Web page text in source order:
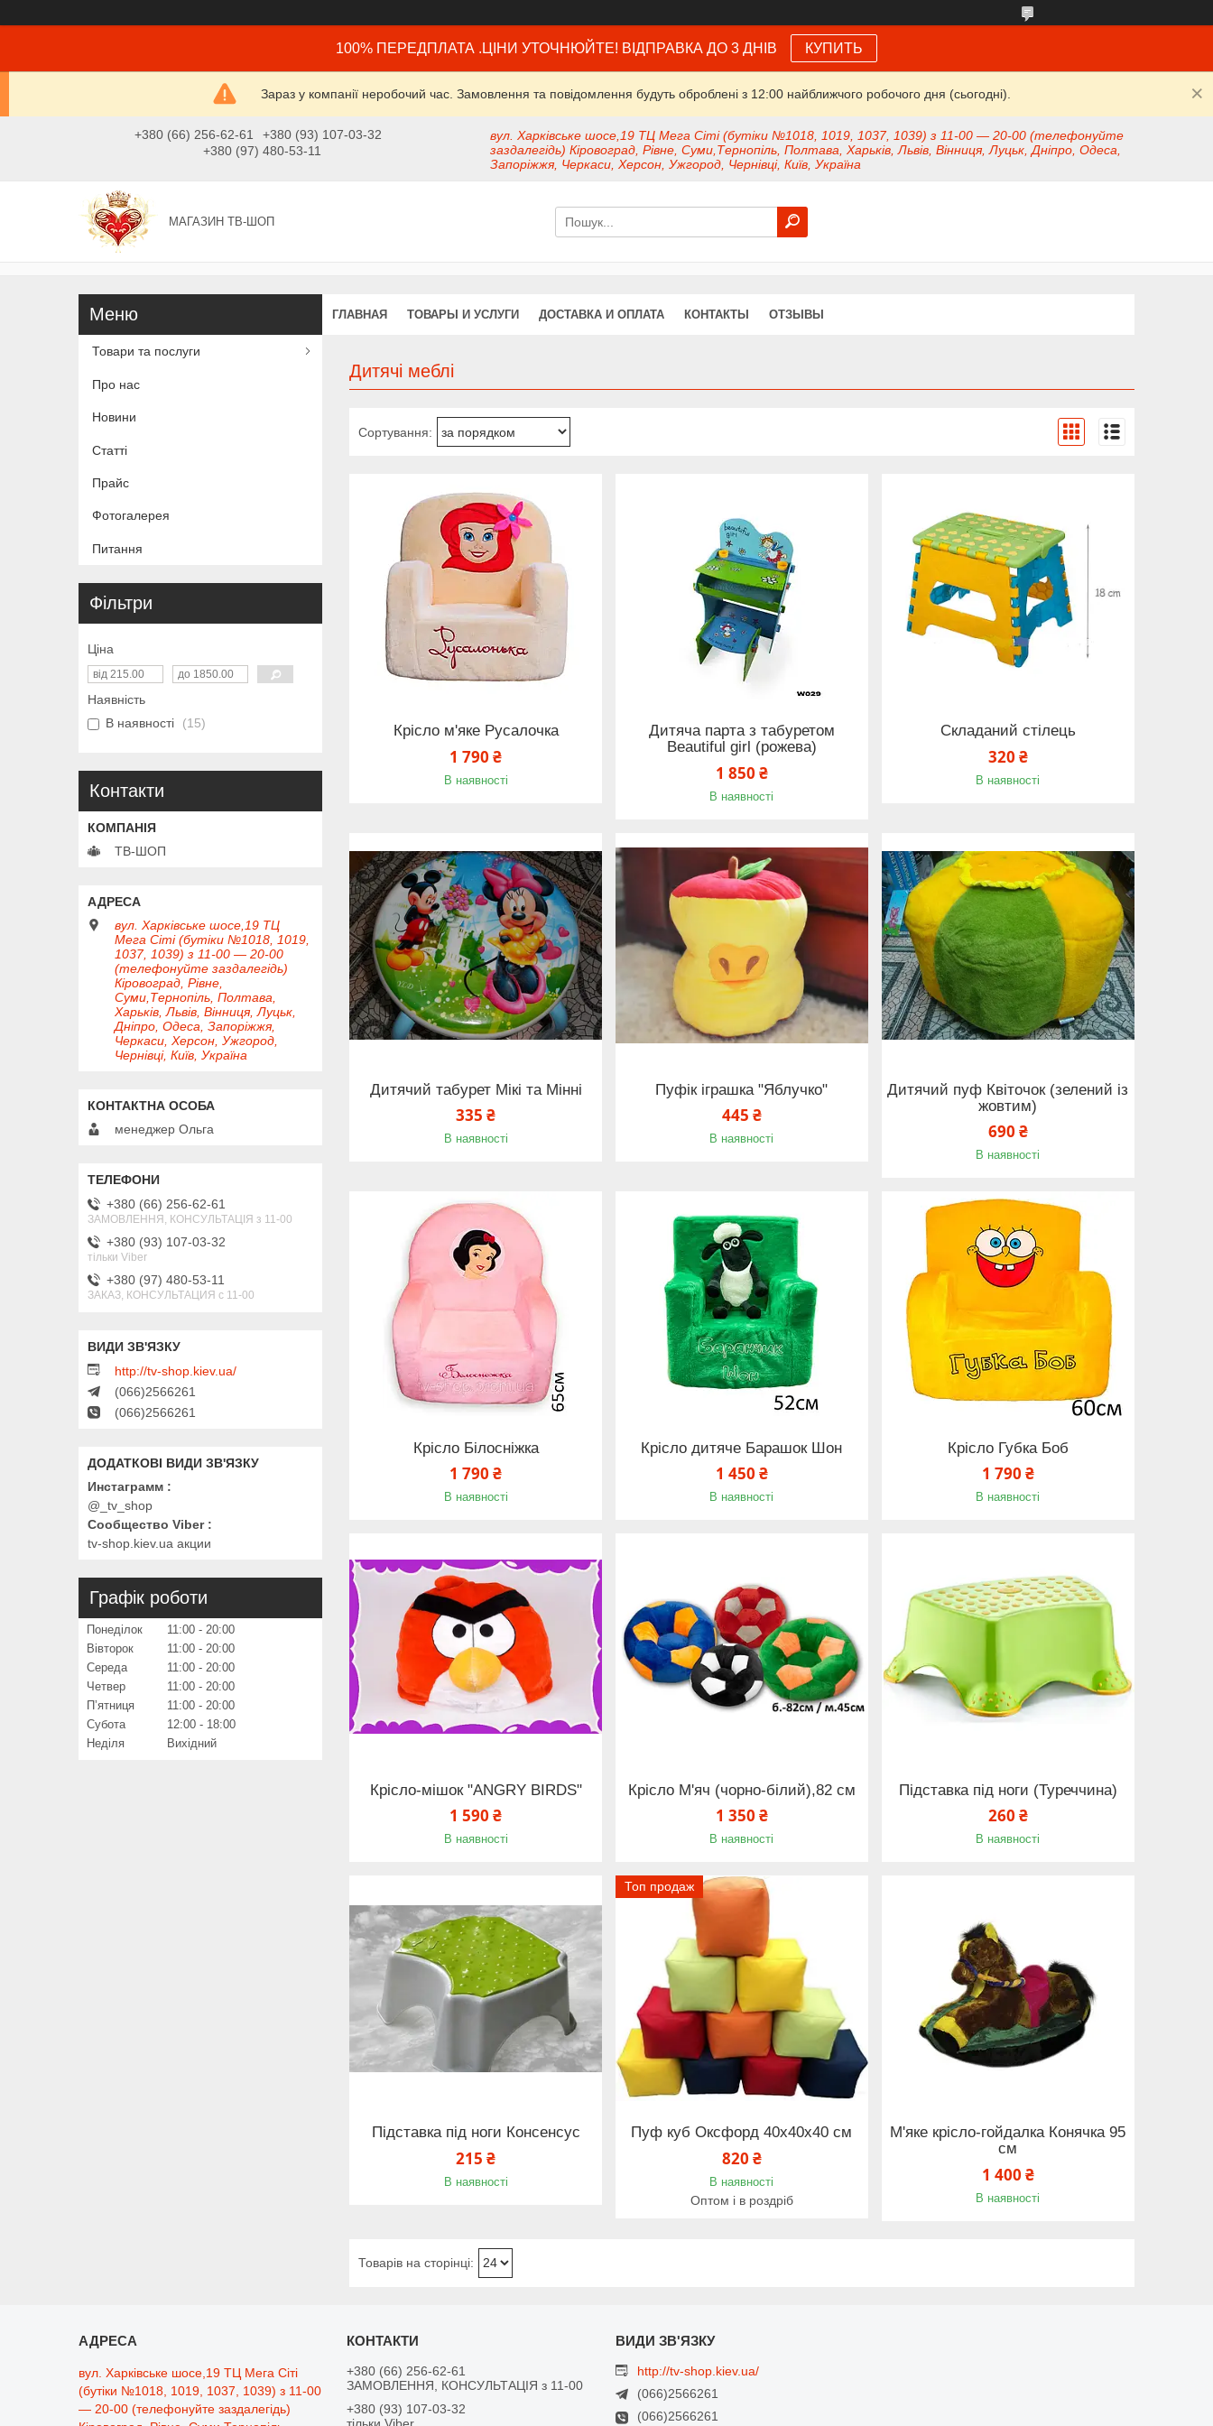
100% ПЕРЕДПЛАТА .ЦІНИ УТОЧНЮЙТЕ! ВІДПРАВКА ДО 3 ДНІВ КУПИТЬ
Зараз у компанії неробочий час. Замовлення та повідомлення будуть оброблені з 12:00 найближчого робочого дня (сьогодні).
+380 (66) 256-62-61
+380 (93) 107-03-32
+380 (97) 480-53-11
вул. Харківське шосе,19 ТЦ Мега Сіті (бутіки №1018, 1019, 1037, 1039) з 11-00 — 20-00 (телефонуйте
заздалегідь) Кіровоград, Рівне, Суми,Тернопіль, Полтава, Харьків, Львів, Вінниця, Луцьк, Дніпро, Одеса,
Запоріжжя, Черкаси, Херсон, Ужгород, Чернівці, Київ, Україна
МАГАЗИН ТВ-ШОП
ГЛАВНАЯ ТОВАРЫ И УСЛУГИ ДОСТАВКА И ОПЛАТА КОНТАКТЫ ОТЗЫВЫ
Дитячі меблі
Крісло м'яке Русалочка
1 790 ₴
В наявності
Дитяча парта з табуретом
Beautiful girl (рожева)
1 850 ₴
В наявності
Складаний стілець
320 ₴
В наявності
Дитячий табурет Мікі та Мінні
335 ₴
В наявності
Пуфік іграшка "Яблучко"
445 ₴
В наявності
Дитячий пуф Квіточок (зелений із
жовтим)
690 ₴
В наявності
Крісло Білосніжка
1 790 ₴
В наявності
Крісло дитяче Барашок Шон
1 450 ₴
В наявності
Крісло Губка Боб
1 790 ₴
В наявності
Крісло-мішок "ANGRY BIRDS"
1 590 ₴
В наявності
Крісло М'яч (чорно-білий),82 см
1 350 ₴
В наявності
Підставка під ноги (Туреччина)
260 ₴
В наявності
Підставка під ноги Консенсус
215 ₴
В наявності
Топ продаж
Пуф куб Оксфорд 40х40х40 см
820 ₴
В наявності
Оптом і в роздріб
М'яке крісло-гойдалка Конячка 95
см
1 400 ₴
В наявності
Товари та послуги
Про нас
Новини
Статті
Прайс
Фотогалерея
Питання
Фільтри
Ціна
Наявність
В наявності
15
Контакти
ТВ-ШОП
вул. Харківське шосе,19 ТЦ
Мега Сіті (бутіки №1018, 1019,
1037, 1039) з 11-00 — 20-00
(телефонуйте заздалегідь)
Кіровоград, Рівне,
Суми,Тернопіль, Полтава,
Харьків, Львів, Вінниця, Луцьк,
Дніпро, Одеса, Запоріжжя,
Черкаси, Херсон, Ужгород,
Чернівці, Київ, Україна
менеджер Ольга
+380 (66) 256-62-61
ЗАМОВЛЕННЯ, КОНСУЛЬТАЦІЯ з 11-00
+380 (93) 107-03-32
тільки Viber
+380 (97) 480-53-11
ЗАКАЗ, КОНСУЛЬТАЦИЯ с 11-00
http://tv-shop.kiev.ua/
(066)2566261
(066)2566261
Инстаграмм
@_tv_shop
Сообщество Viber
tv-shop.kiev.ua акции
Графік роботи
Понеділок 11:00
20:00
Вівторок
11:00
20:00
Середа
11:00
20:00
Четвер
11:00
20:00
Пʼятниця
11:00
20:00
Субота
12:00
18:00
Неділя
Вихідний
вул. Харківське шосе,19 ТЦ Мега Сіті
(бутіки №1018, 1019, 1037, 1039) з 11-00
— 20-00 (телефонуйте заздалегідь)
+380 (66) 256-62-61
ЗАМОВЛЕННЯ, КОНСУЛЬТАЦІЯ з 11-00
+380 (93) 107-03-32
тільки Viber
http://tv-shop.kiev.ua/
(066)2566261
(066)2566261